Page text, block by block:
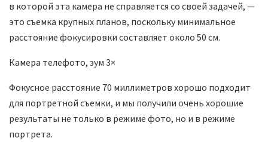
в которой эта камера не справляется со своей задачей, —
это съемка крупных планов, поскольку минимальное
расстояние фокусировки составляет около 50 см.
Камера телефото, зум 3×
Фокусное расстояние 70 миллиметров хорошо подходит
для портретной съемки, и мы получили очень хорошие
результаты не только в режиме фото, но и в режиме
портрета.